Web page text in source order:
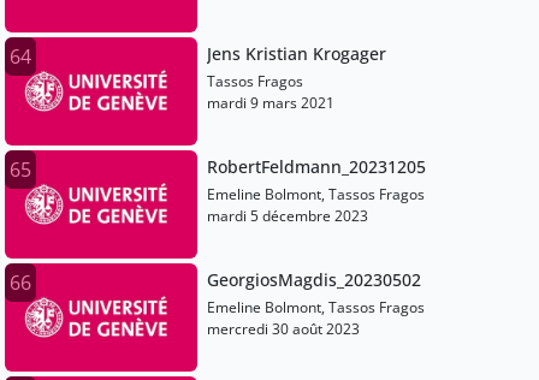
64 Jens Kristian Krogager
Tassos Fragos
mardi 9 mars 2021
65 RobertFeldmann_20231205
Emeline Bolmont, Tassos Fragos
mardi 5 décembre 2023
66 GeorgiosMagdis_20230502
Emeline Bolmont, Tassos Fragos
mercredi 30 août 2023